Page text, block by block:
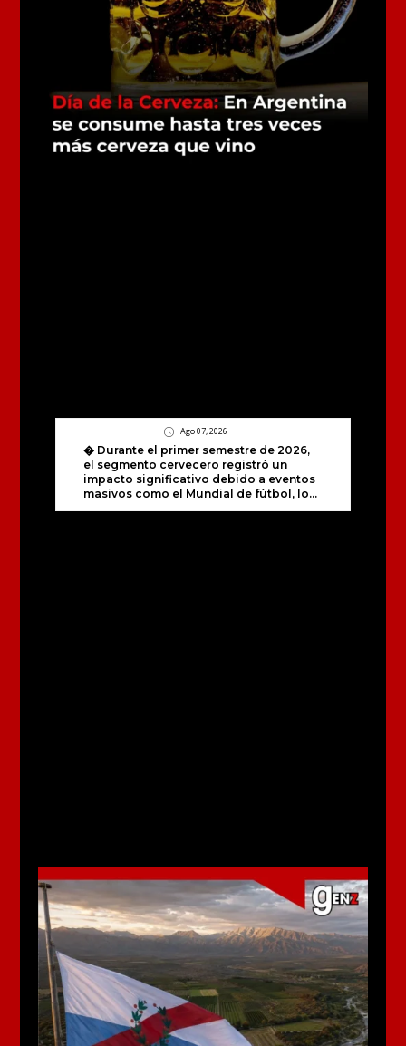
Ago 07, 2026
� Durante el primer semestre de 2026,
el segmento cervecero registró un
impacto significativo debido a eventos
masivos como el Mundial de fútbol, lo...